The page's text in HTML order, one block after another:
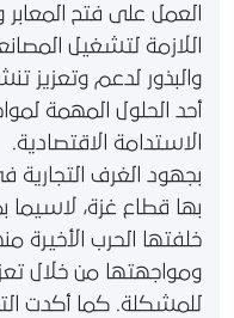
العمل على فتح المعابر
اللازمة لتشغيل
والبذور لدعم وتعزيز
أحد الحلول المهمة
الاستدامة
بجهود الغرف التجارية
بها قطاع غزة، لاسيما
خلفتها الحرب الأخيرة
ومواجهتها من خلال
للمشكلة. كما أكدت